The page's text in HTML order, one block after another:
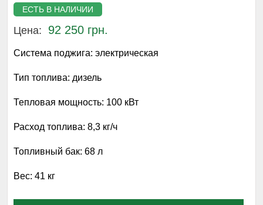
ЕСТЬ В НАЛИЧИИ
Цена: 92 250 грн.
Система поджига: электрическая
Тип топлива: дизель
Тепловая мощность: 100 кВт
Расход топлива: 8,3 кг/ч
Топливный бак: 68 л
Вес: 41 кг